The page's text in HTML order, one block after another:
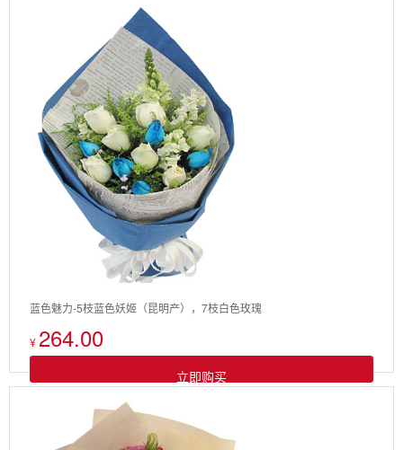
蓝色魅力-5枝蓝色妖姬（昆明产），7枝白色玫瑰
¥264.00
立即购买